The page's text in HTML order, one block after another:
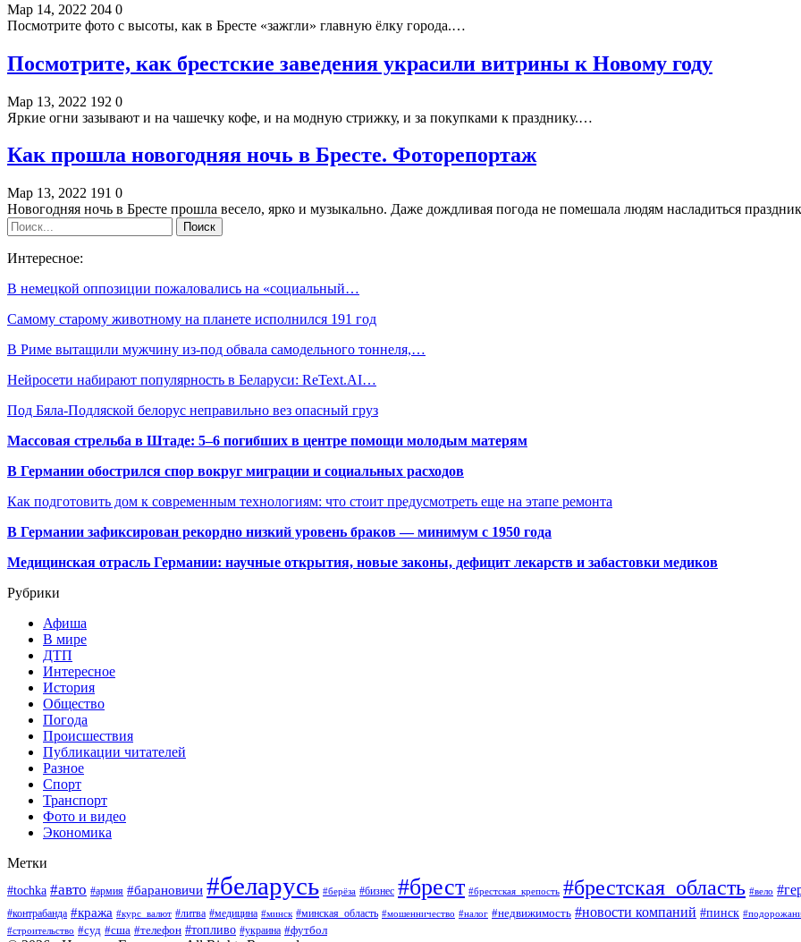
Мар 14, 2022 204 0
Посмотрите фото с высоты, как в Бресте «зажгли» главную ёлку города.…
Посмотрите, как брестские заведения украсили витрины к Новому году
Мар 13, 2022 192 0
Яркие огни зазывают и на чашечку кофе, и на модную стрижку, и за покупками к празднику.…
Как прошла новогодняя ночь в Бресте. Фоторепортаж
Мар 13, 2022 191 0
Новогодняя ночь в Бресте прошла весело, ярко и музыкально. Даже дождливая погода не помешала людям насладиться
Интересное:
В немецкой оппозиции пожаловались на «социальный…
Самому старому животному на планете исполнился 191 год
В Риме вытащили мужчину из-под обвала самодельного тоннеля,…
Нейросети набирают популярность в Беларуси: ReText.AI…
Под Бяла-Подляской белорус неправильно вез опасный груз
Массовая стрельба в Штаде: 5–6 погибших в центре помощи молодым матерям
В Германии обострился спор вокруг миграции и социальных расходов
Как подготовить дом к современным технологиям: что стоит предусмотреть еще на этапе ремонта
В Германии зафиксирован рекордно низкий уровень браков — минимум с 1950 года
Медицинская отрасль Германии: научные открытия, новые законы, дефицит лекарств и забастовки медиков
Рубрики
Афиша
В мире
ДТП
Интересное
История
Общество
Погода
Происшествия
Публикации читателей
Разное
Спорт
Транспорт
Фото и видео
Экономика
Метки
#tochka #авто #армия #барановичи #беларусь #берёза #бизнес #брест #брестская_крепость #брестская_область #вело
#контрабанда #кража #курс_валют #литва #медицина #минск #минская_область #мошенничество #налог #недвижимость #новости компаний #пинск
#строительство #суд #сша #телефон #топливо #украина #футбол